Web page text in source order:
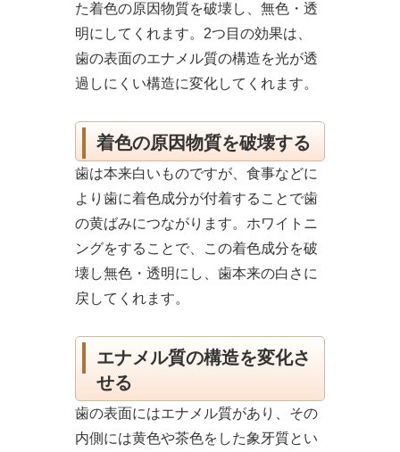
た着色の原因物質を破壊し、無色・透
明にしてくれます。2つ目の効果は、
歯の表面のエナメル質の構造を光が透
過しにくい構造に変化してくれます。
着色の原因物質を破壊する
歯は本来白いものですが、食事などに
より歯に着色成分が付着することで歯
の黄ばみにつながります。ホワイトニ
ングをすることで、この着色成分を破
壊し無色・透明にし、歯本来の白さに
戻してくれます。
エナメル質の構造を変化さ
せる
歯の表面にはエナメル質があり、その
内側には黄色や茶色をした象牙質とい